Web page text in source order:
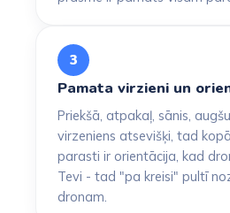
3
Pamata virzieni un
Priekšā, atpakaļ, sānis,
virzeniens atsevišķi, tad
parasti ir orientācija, kad
Tevi - tad "pa kreisi" pultī
dronam.